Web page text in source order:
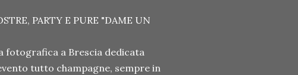
PARTY E PURE "DAME UN
fotografica a Brescia dedicata
tutto champagne, sempre in